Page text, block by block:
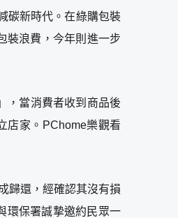
碳新時代。在綠購包裝
裝浪費，今年則進一步
，當消費者收到商品後
店家。PChome樂觀看
歸還，經確認其沒有損
環保署誠摯邀約民眾一